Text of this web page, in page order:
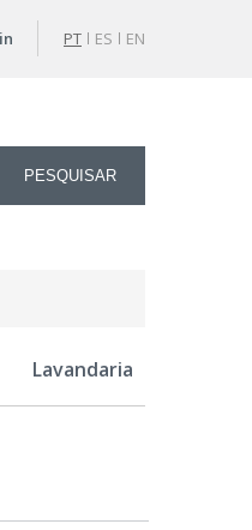
PT ES EN
Lavandaria